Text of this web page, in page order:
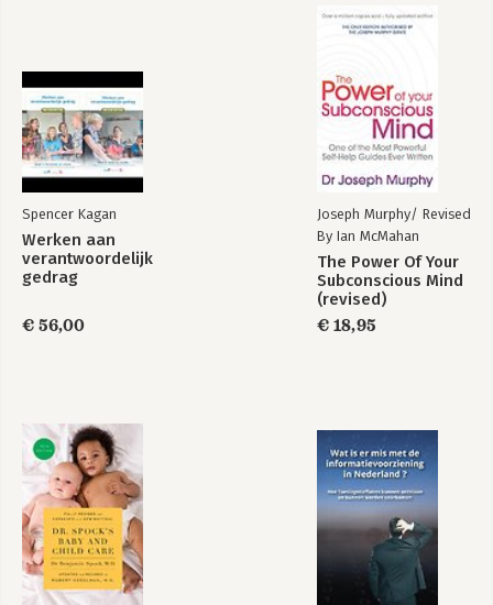
Spencer Kagan
Werken aan
verantwoordelijk
gedrag
€ 56,00
Joseph Murphy/ Revised
By Ian McMahan
The Power Of Your
Subconscious Mind
(revised)
€ 18,95